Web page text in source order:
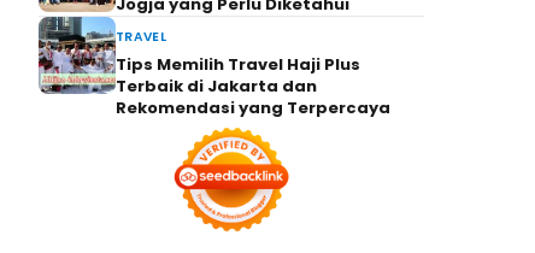
TRAVEL
Tips Memilih Travel Haji Plus
Terbaik di Jakarta dan
Rekomendasi yang Terpercaya